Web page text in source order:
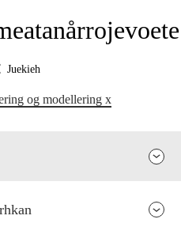
Juekieh
og modellering x